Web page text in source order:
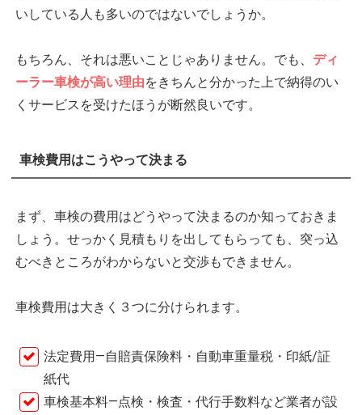
いしている人も多いのではないでしょうか。
もちろん、それは悪いことじゃありません。でも、 ディ
ーラー車検が高い理由をきちんと分かった上で納得のい
くサービスを受けたほうが断然良いです。
車検費用はこうやって決まる
まず、車検の費用はどうやって決まるのか知っておきま
しょう。せっかく見積もりを出してもらっても、突っ込
むべきところがわからないと交渉もできません。
車検費用は大きく３つに分けられます。
法定費用―自賠責保険料・自動車重量税・印紙/証
紙代
車検基本料―点検・検査・代行手数料など業者が設